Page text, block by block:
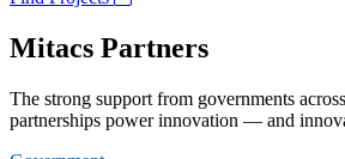
Mitacs Partners
The strong support from governments
partnerships power innovation — and